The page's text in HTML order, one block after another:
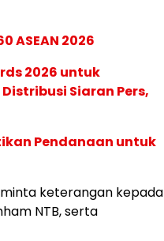
ASEAN 2026
2026 untuk
Siaran Pers,
Pendanaan untuk
keterangan kepada
NTB, serta